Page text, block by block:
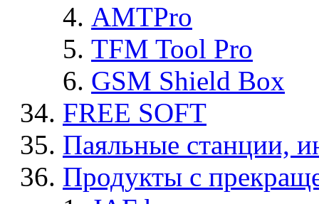
AMTPro
TFM Tool Pro
GSM Shield Box
FREE SOFT
Паяльные станции,
Продукты с